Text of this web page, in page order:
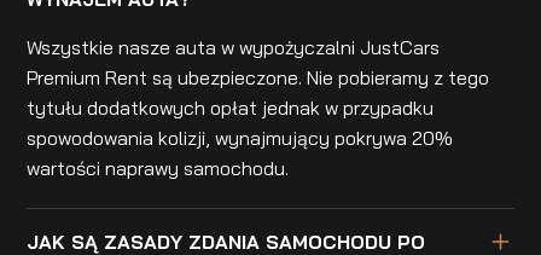
Wszystkie nasze auta w wypożyczalni JustCars
Premium Rent są ubezpieczone. Nie pobieramy z tego
tytułu dodatkowych opłat jednak w przypadku
spowodowania kolizji, wynajmujący pokrywa 20%
wartości naprawy samochodu.
JAK SĄ ZASADY ZDANIA SAMOCHODU PO